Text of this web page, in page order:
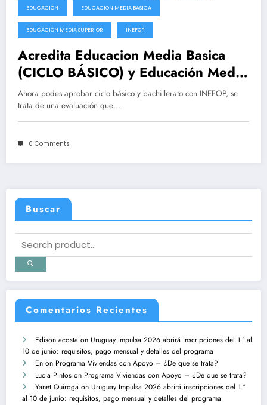
EDUCACIÓN EDUCACION MEDIA BASICA
EDUCACION MEDIA SUPERIOR INEFOP
Acredita Educacion Media Basica
(CICLO BÁSICO) y Educación Media
Superior con INEFOP
Ahora podes aprobar ciclo básico y bachillerato con INEFOP, se
trata de una evaluación que…
0 Comments
Buscar
Comentarios Recientes
Edison acosta on Uruguay Impulsa 2026 abrirá inscripciones del 1.º al
10 de junio: requisitos, pago mensual y detalles del programa
En on Programa Viviendas con Apoyo – ¿De que se trata?
Lucia Pintos on Programa Viviendas con Apoyo – ¿De que se trata?
Yanet Quiroga on Uruguay Impulsa 2026 abrirá inscripciones del 1.º
al 10 de junio: requisitos, pago mensual y detalles del programa